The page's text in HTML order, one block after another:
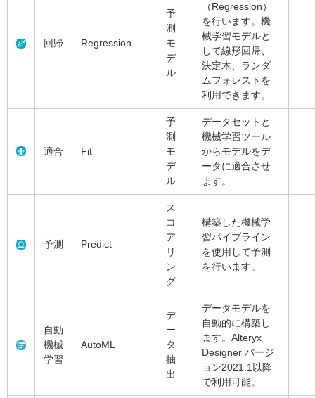
回帰 Regression
予
測
モ
デ
ル
（Regression）
を行います。機
械学習モデルと
して線形回帰、
決定木、ランダ
ムフォレストを
利用できます。
適合 Fit
予
測
モ
デ
ル
データセットと
機械学習ツール
からモデルをデ
ータに適合させ
ます。
予測 Predict
ス
コ
ア
リ
ン
グ
構築した機械学
習パイプライン
を使用して予測
を行います。
自動
機械
学習
AutoML
デ
ー
タ
抽
出
データモデルを
自動的に構築し
ます。Alteryx
Designer バージ
ョン2021.1以降
で利用可能。